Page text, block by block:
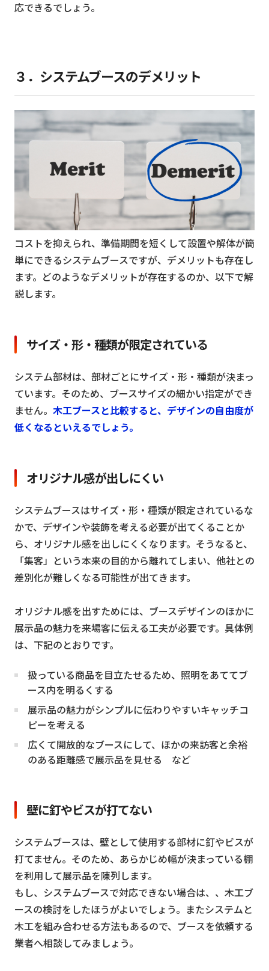
応できるでしょう。
３．システムブースのデメリット
コストを抑えられ、準備期間を短くして設置や解体が簡
単にできるシステムブースですが、デメリットも存在し
ます。どのようなデメリットが存在するのか、以下で解
説します。
サイズ・形・種類が限定されている
システム部材は、部材ごとにサイズ・形・種類が決まっ
ています。そのため、ブースサイズの細かい指定ができ
ません。 木工ブースと比較すると、デザインの自由度が
低くなるといえるでしょう。
オリジナル感が出しにくい
システムブースはサイズ・形・種類が限定されているな
かで、デザインや装飾を考える必要が出てくることか
ら、オリジナル感を出しにくくなります。そうなると、
「集客」という本来の目的から離れてしまい、他社との
差別化が難しくなる可能性が出てきます。
オリジナル感を出すためには、ブースデザインのほかに
展示品の魅力を来場客に伝える工夫が必要です。具体例
は、下記のとおりです。
扱っている商品を目立たせるため、照明をあててブ
ース内を明るくする
展示品の魅力がシンプルに伝わりやすいキャッチコ
ピーを考える
広くて開放的なブースにして、ほかの来訪客と余裕
のある距離感で展示品を見せる など
壁に釘やビスが打てない
システムブースは、壁として使用する部材に釘やビスが
打てません。そのため、あらかじめ幅が決まっている棚
を利用して展示品を陳列します。
もし、システムブースで対応できない場合は、、木工ブ
ースの検討をしたほうがよいでしょう。またシステムと
木工を組み合わせる方法もあるので、ブースを依頼する
業者へ相談してみましょう。